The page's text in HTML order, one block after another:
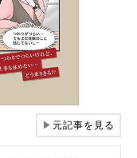
▶元記事を見る